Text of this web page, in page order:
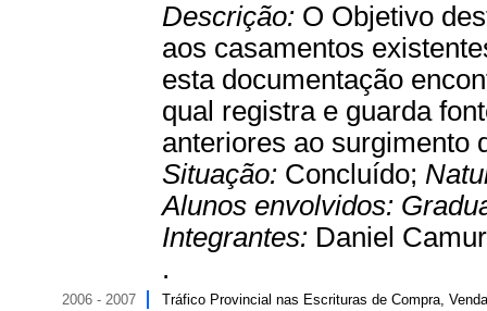
Descrição: O Objetivo
aos casamentos
esta documentação
qual registra e guarda
anteriores ao surgimento
Situação: Concluído;
Alunos envolvidos:
Integrantes: Daniel
.
2006 - 2007 Tráfico Provincial nas Escrituras de Compra,